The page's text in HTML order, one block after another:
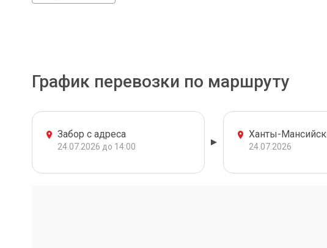
График перевозки по маршруту
Забор с адреса
24.07.2026 до 14:00
Ханты-Мансийск
24.07.2026